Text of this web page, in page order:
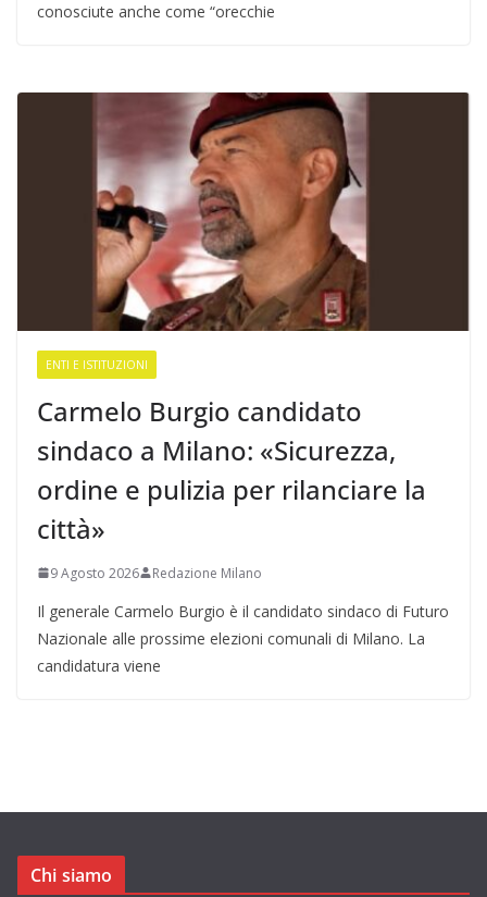
conosciute anche come “orecchie
ENTI E ISTITUZIONI
Carmelo Burgio candidato
sindaco a Milano: «Sicurezza,
ordine e pulizia per rilanciare la
città»
9 Agosto 2026 Redazione Milano
Il generale Carmelo Burgio è il candidato sindaco di Futuro
Nazionale alle prossime elezioni comunali di Milano. La
candidatura viene
Chi siamo